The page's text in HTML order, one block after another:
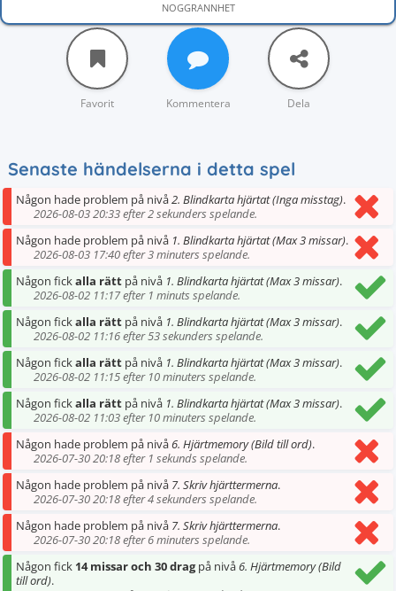
NOGGRANNHET
Favorit Kommentera Dela
Senaste händelserna i detta spel
Någon hade problem på nivå2. Blindkarta hjärtat (Inga misstag).
2026-08-03 20:33 efter 2 sekunders spelande.
Någon hade problem på nivå 1. Blindkarta hjärtat (Max 3 missar).
2026-08-03 17:40 efter 3 minuters spelande.
Någon fickalla rätt på nivå 1. Blindkarta hjärtat (Max 3 missar).
2026-08-02 11:17 efter 1 minuts spelande.
Någon fickalla rätt på nivå 1. Blindkarta hjärtat (Max 3 missar).
2026-08-02 11:16 efter 53 sekunders spelande.
Någon fickalla rätt på nivå 1. Blindkarta hjärtat (Max 3 missar).
2026-08-02 11:15 efter 10 minuters spelande.
Någon fickalla rätt på nivå 1. Blindkarta hjärtat (Max 3 missar).
2026-08-02 11:03 efter 10 minuters spelande.
Någon hade problem på nivå6. Hjärtmemory (Bild till ord).
2026-07-30 20:18 efter 1 sekunds spelande.
Någon hade problem på nivå 7. Skriv hjärttermerna.
2026-07-30 20:18 efter 4 sekunders spelande.
Någon hade problem på nivå 7. Skriv hjärttermerna.
2026-07-30 20:18 efter 6 minuters spelande.
Någon fick 14 missar och 30 dragpå nivå6. Hjärtmemory (Bild
till ord).